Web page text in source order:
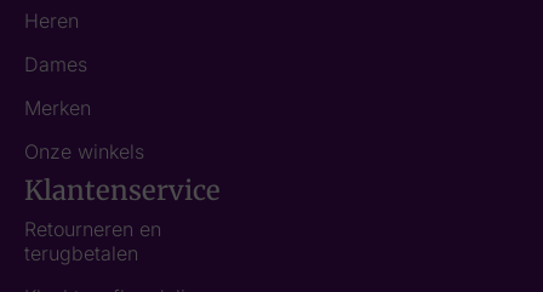
Heren
Dames
Merken
Onze winkels
Klantenservice
Retourneren en
terugbetalen